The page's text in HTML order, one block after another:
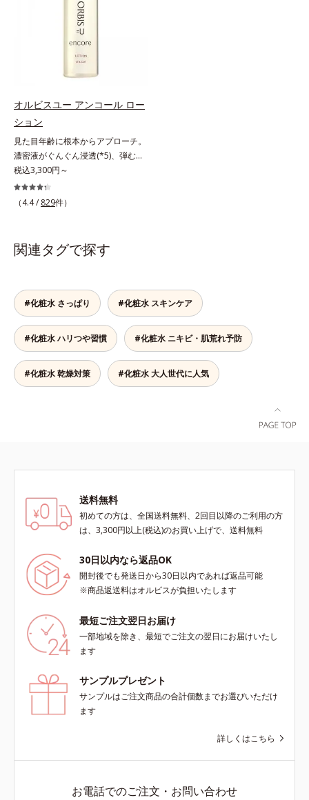
の生成を抑え、シミ・ソバカスを防
ぐ（ウォッシュ除く）*2 オルビス
内スキンケアシリーズの保湿力*3
年齢に応じたお手入れのこと*4 う
るおいによる*5 乾燥、ハリ・ツヤ
ロニセラカエルレア果汁、ノバラエ
キス配合＝うるおいを与えハリと透
明感に満ちた肌へ導く保湿成分*9
メマツヨイグサ抽出液、スイカズラ
エキス配合＝角層のすみずみまで水
分・油分を保ち、ハリ・ツヤを与え
る保湿成分*10 気持ちのこと各商品
の詳しい情報は商品ページをご覧く
に満ちた美しい肌へと導きます。ポ
ーラ・オルビスグループ独自の肌荒
れ防止有効成分として、「DF-パン
テノール(*3)」を国内唯一(*4)、高
濃度で配合。角層のバリア機能にア
にゆらがない肌を叶えます。そし
成分「MCアクティベーター
(*5)」。肌のうるおいを引き出し・
高めて、ハリ感あふれる肌へと導き
ます。うるおいに満ちたゆらがない
肌をご体感いただくために設計され
た3ステップで、いつも力強く美し
ている状態*2 年齢に応じたお手入
れのこと*3 デクスパンテノール
ース及び先行技術調査による当社調
べ*5 オトギリソウエキス配合＝肌
にうるおいを与え、うるおいに満ち
たハリツヤ肌へ導く保湿成分
オルビスユー アンコール ロー
ション
見た目年齢に根本からアプローチ。
濃密液がぐんぐん浸透(*5)、弾むよ
うな素肌へ。諦めかけていたハリ不
足、うるおい低下に先端科学ケア
(*1)でアプローチするエイジングケ
スエキスとHSP（ヒートショックプ
ロテイン）(*4)の合わせ技で、目
を感じやすい部位に働きかけ、ハリ
感のある肌へ導きます。さらに、水
でも油でもない第3の成分、even
wateroil（イーブンワテロイル）を
配合することにより、水でも油でも
実現できなかった、“濃密なうるお
い感”と“ベタつかない”、相反する2
保湿成分*5 角層内
税込3,300円～
（4.4 / 829件）
関連タグで探す
#化粧水 さっぱり #化粧水 スキンケア
#化粧水 ハリつや習慣 #化粧水 ニキビ・肌荒れ予防
#化粧水 乾燥対策 #化粧水 大人世代に人気
送料無料
初めての方は、全国送料無料、2回目以降のご利用の方
は、3,300円以上(税込)のお買い上げで、送料無料
30日以内なら返品OK
開封後でも発送日から30日以内であれば返品可能
※商品返送料はオルビスが負担いたします
最短ご注文翌日お届け
一部地域を除き、最短でご注文の翌日にお届けいたし
ます
サンプルプレゼント
サンプルはご注文商品の合計個数までお選びいただけ
ます
詳しくはこちら
お電話でのご注文・お問い合わせ